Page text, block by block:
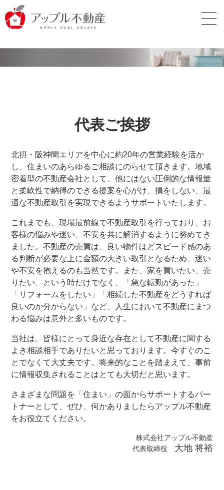
代表ご挨拶
北摂・阪神間エリアを中心に約20年の営業経験を活か
し、住まいのあらゆるご相談にのらせて頂きます。地域
密着型の不動産会社として、他にはない圧倒的な情報量
と柔軟性で納得のできる提案を心がけ、損をしない、最
適な不動産取引を実現できるようサポートいたします。
これまでも、現場最前線で不動産取引を行っており、お
客様の悩みや迷い、不安を共に解消するように努めてき
ました。不動産の売買は、良い物件ほどスピード感のあ
る判断が必要な上に金額の大きい取引となるため、迷い
や不安を抱えるのも当然です。また、家を買いたい、売
りたい、という時だけでなく、「急な転勤があった」
「リフォームをしたい」「相続した不動産をどうすれば
良いのか分からない」など、人生において不動産にまつ
わる悩みは意外と多いものです。
当社は、皆様にとって身近な存在として不動産に関する
よき相談相手でありたいと思っております。今すぐのこ
とでなくて大丈夫です。将来的なことを踏まえて、事前
に情報収集されることはとても大切だと思います。
さまざまな問題を「住まい」の面からサポートするパー
トナーとして、ぜひ、何かありましたらアップル不動産
をお役立てください。
株式会社アップル不動産
代表取締役 大地 将裕